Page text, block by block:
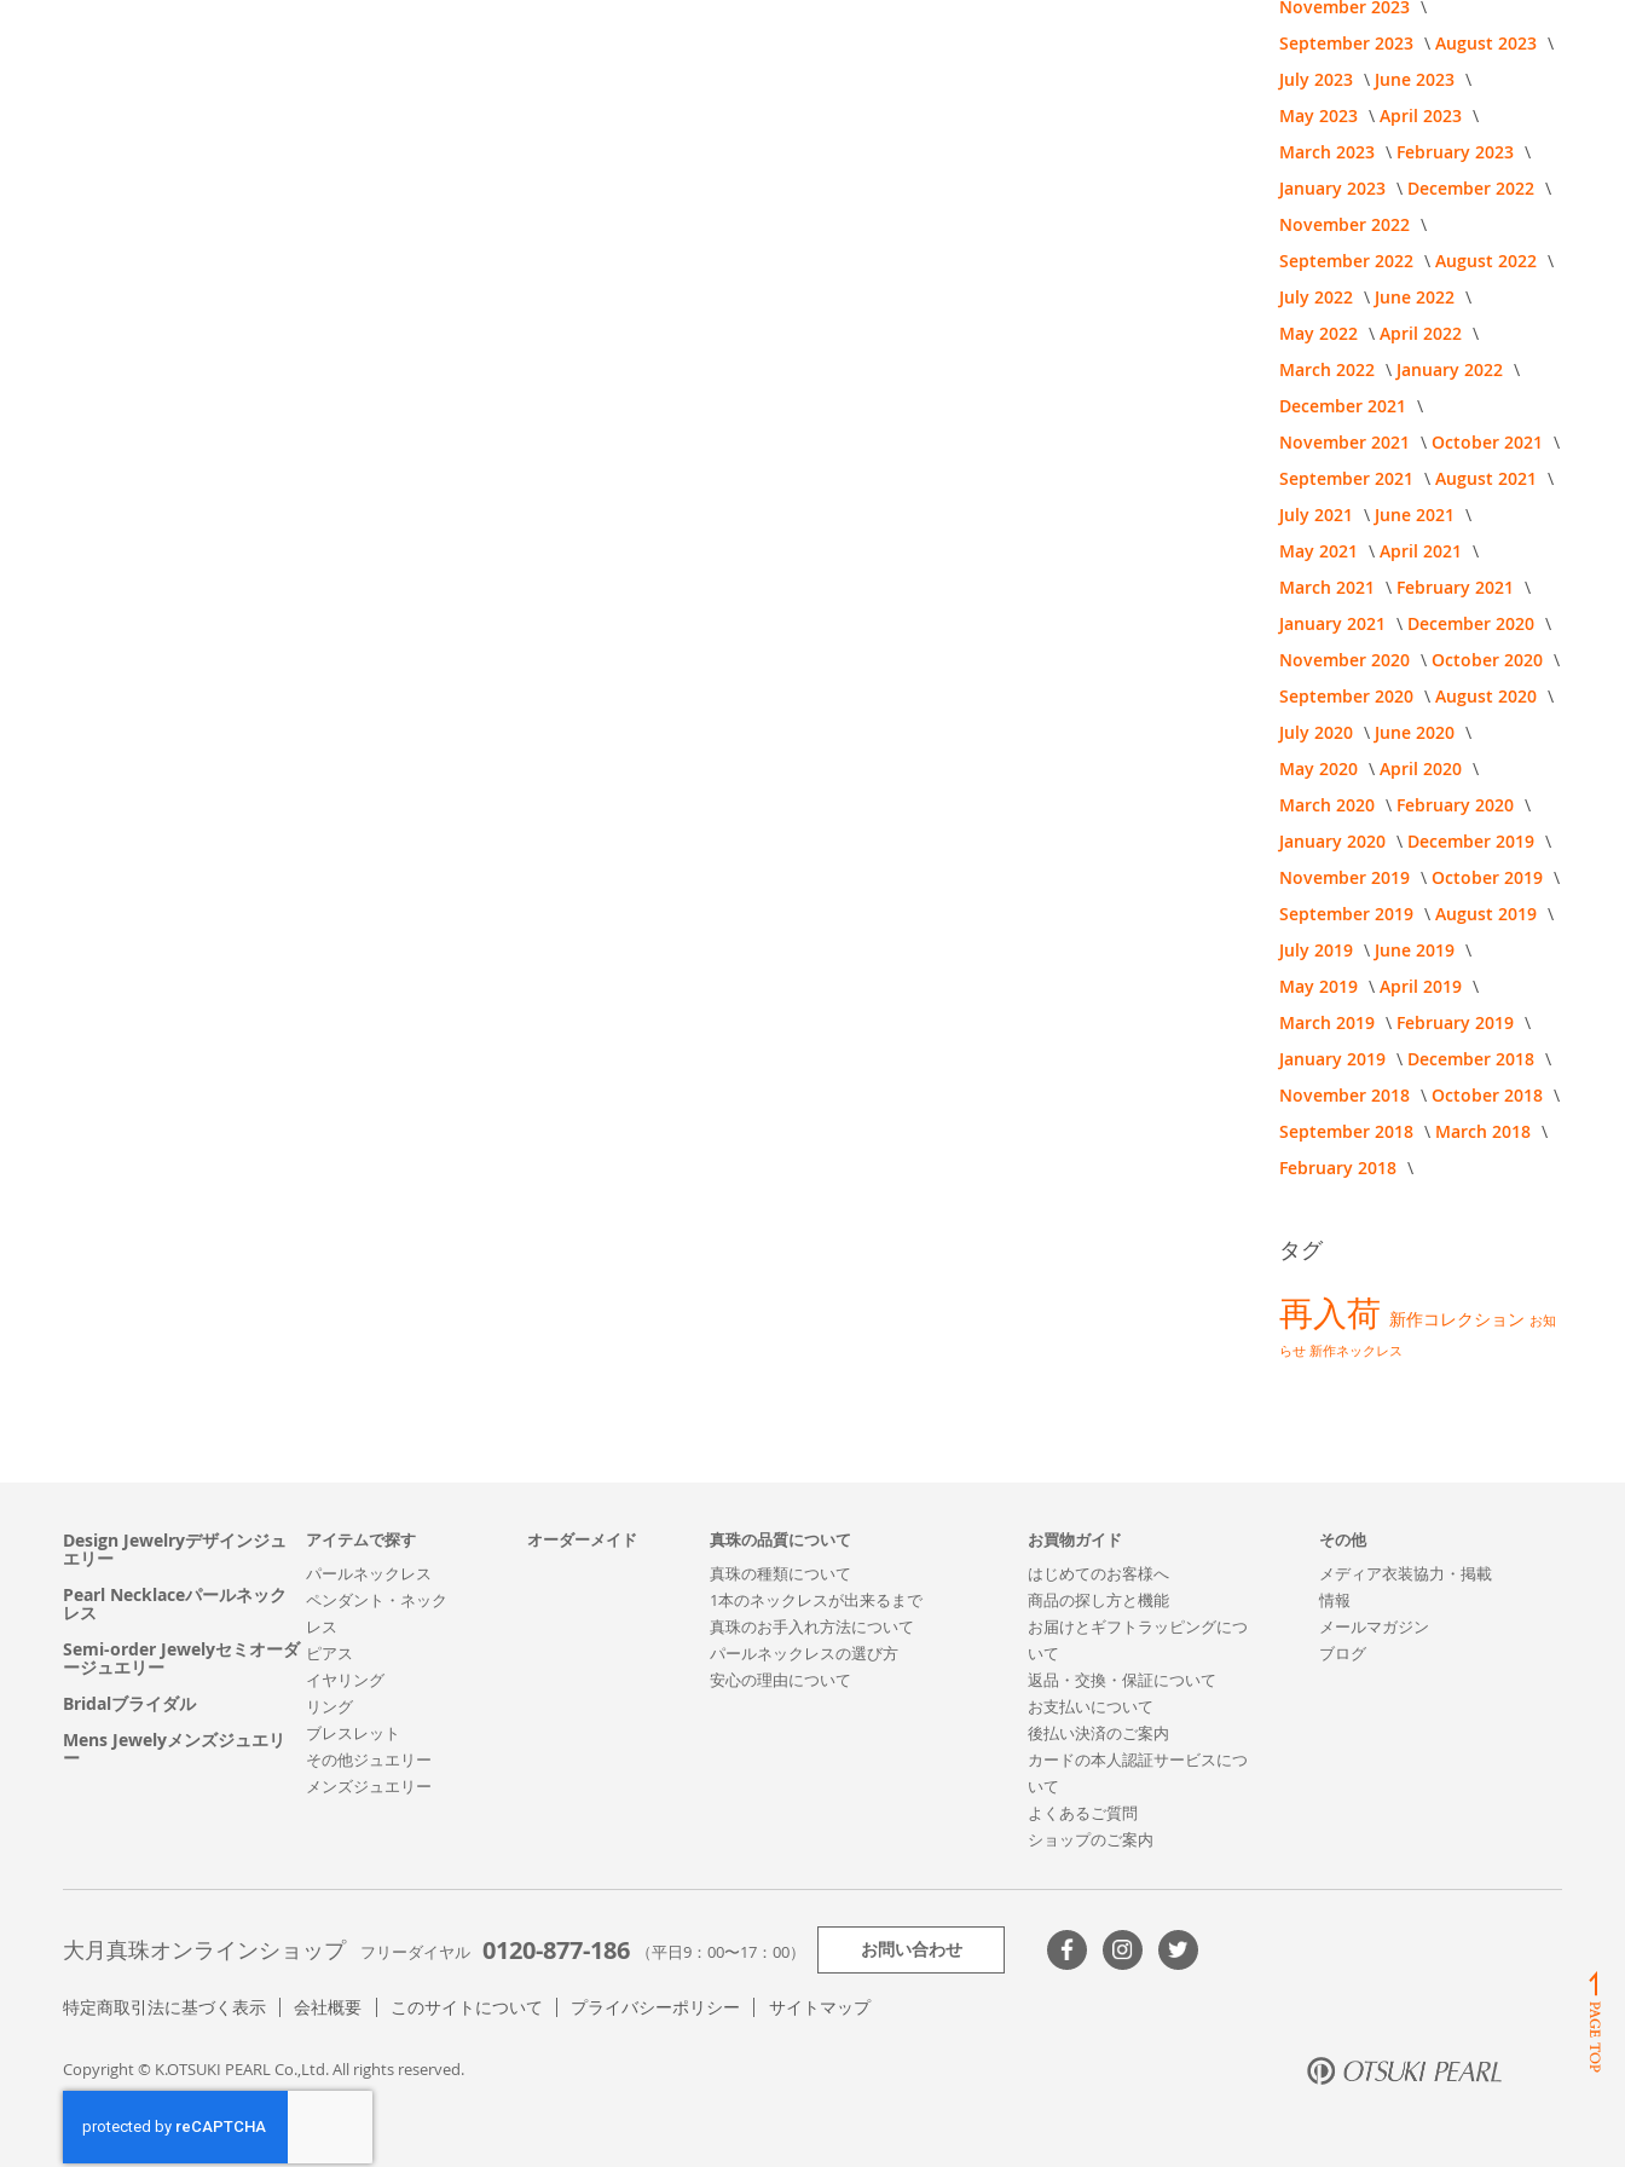
November 2023
September 2023
August 2023
July 2023
June 2023
May 2023
April 2023
March 2023
February 2023
January 2023
December 2022
November 2022
September 2022
August 2022
July 2022
June 2022
May 2022
April 2022
March 2022
January 2022
December 2021
November 2021
October 2021
September 2021
August 2021
July 2021
June 2021
May 2021
April 2021
March 2021
February 2021
January 2021
December 2020
November 2020
October 2020
September 2020
August 2020
July 2020
June 2020
May 2020
April 2020
March 2020
February 2020
January 2020
December 2019
November 2019
October 2019
September 2019
August 2019
July 2019
June 2019
May 2019
April 2019
March 2019
February 2019
January 2019
December 2018
November 2018
October 2018
September 2018
March 2018
February 2018
タグ
再入荷新作コレクション お知
らせ新作ネックレス
Design Jewelryデザインジュ
エリー
Pearl Necklaceパールネック
レス
Semi-order Jewelyセミオーダ
ージュエリー
Bridalブライダル
Mens Jewelyメンズジュエリ
ー
アイテムで探す
パールネックレス
ペンダント・ネック
レス
ピアス
イヤリング
リング
ブレスレット
その他ジュエリー
メンズジュエリー
オーダーメイド
真珠の品質について
真珠の種類について
1本のネックレスが出来るまで
真珠のお手入れ方法について
パールネックレスの選び方
安心の理由について
お買物ガイド
はじめてのお客様へ
商品の探し方と機能
お届けとギフトラッピングにつ
いて
返品・交換・保証について
お支払いについて
後払い決済のご案内
カードの本人認証サービスにつ
いて
よくあるご質問
ショップのご案内
その他
メディア衣装協力・掲載
情報
メールマガジン
ブログ
大月真珠オンラインショップ フリーダイヤル 0120-877-186 （平日9：00〜17：00） お問い合わせ
特定商取引法に基づく表示 会社概要 このサイトについて プライバシーポリシー サイトマップ
Copyright © K.OTSUKI PEARL Co.,Ltd. All rights reserved.